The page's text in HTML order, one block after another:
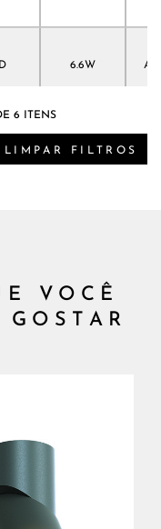
6.6W
6 ITENS
LIMPAR FILTROS
VOCÊ